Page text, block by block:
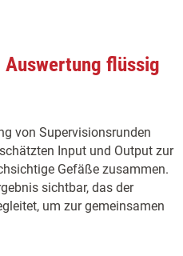
Auswertung flüssig
von Supervisionsrunden
Input und Output zur
Gefäße zusammen.
sichtbar, das der
um zur gemeinsamen